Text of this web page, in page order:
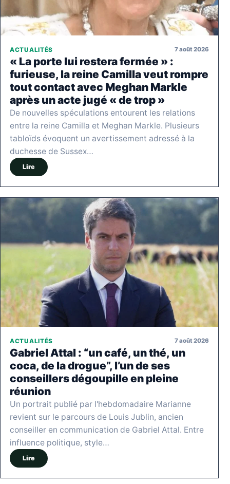
ACTUALITÉS 7 août 2026
« La porte lui restera fermée » :
furieuse, la reine Camilla veut rompre
tout contact avec Meghan Markle
après un acte jugé « de trop »
De nouvelles spéculations entourent les relations
entre la reine Camilla et Meghan Markle. Plusieurs
tabloïds évoquent un avertissement adressé à la
duchesse de Sussex…
Lire
ACTUALITÉS 7 août 2026
Gabriel Attal : “un café, un thé, un
coca, de la drogue”, l’un de ses
conseillers dégoupille en pleine
réunion
Un portrait publié par l'hebdomadaire Marianne
revient sur le parcours de Louis Jublin, ancien
conseiller en communication de Gabriel Attal. Entre
influence politique, style…
Lire